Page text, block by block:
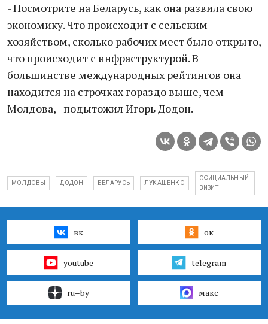
- Посмотрите на Беларусь, как она развила свою
экономику. Что происходит с сельским
хозяйством, сколько рабочих мест было открыто,
что происходит с инфраструктурой. В
большинстве международных рейтингов она
находится на строчках гораздо выше, чем
Молдова, - подытожил Игорь Додон.
МОЛДОВЫ ДОДОН БЕЛАРУСЬ ЛУКАШЕНКО
ОФИЦИАЛЬНЫЙ
ВИЗИТ
вк ок
youtube telegram
ru–by макс